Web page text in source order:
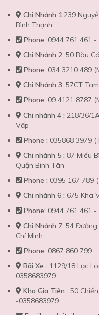
Chi Nhánh 1:239
Bình Thạnh.
Phone: 0944 761 461
Chi Nhánh 2: 50 Bàu
Phone: 034 3210 489
Chi Nhánh 3: 57CT
Phone: 09 4121 8787
Chi nhánh 4 : 218/36/
Vấp
Phone : 035868 3979 (
Chi nhánh 5 : 87 Miếu
Quận Bình Tân
Phone : 0395 167 789
Chi nhánh 6 : 675 Kha
Phone: 0944 761 461
Chi Nhánh 7: 54 Đường
Chí Minh
Phone: 0867 860 799
Bãi Xe : 1129/18 Lạc
0358683979
Kho Gia Tiên : 50
-0358683979